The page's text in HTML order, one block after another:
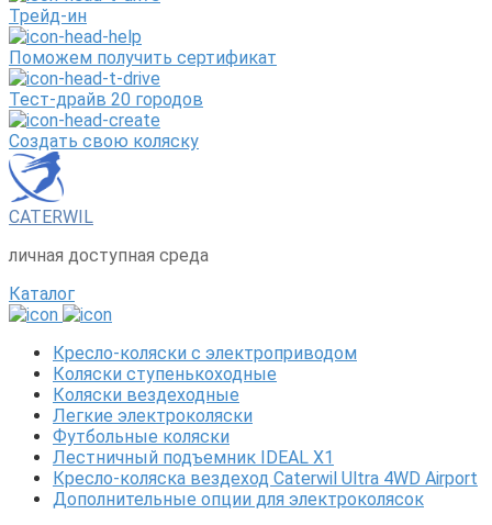
Трейд-ин
Поможем получить сертификат
Тест-драйв 20 городов
Создать свою коляску
CATERWIL
личная доступная среда
Каталог
Кресло-коляски с электроприводом
Коляски ступенькоходные
Коляски вездеходные
Легкие электроколяски
Футбольные коляски
Лестничный подъемник IDEAL X1
Кресло-коляска вездеход Caterwil Ultra 4WD Airport
Дополнительные опции для электроколясок